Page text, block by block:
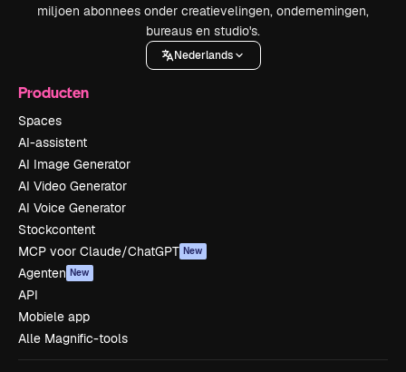
miljoen abonnees onder creatievelingen, ondernemingen,
bureaus en studio's.
Nederlands
Producten
Spaces
AI-assistent
AI Image Generator
AI Video Generator
AI Voice Generator
Stockcontent
MCP voor Claude/ChatGPT New
Agenten New
API
Mobiele app
Alle Magnific-tools